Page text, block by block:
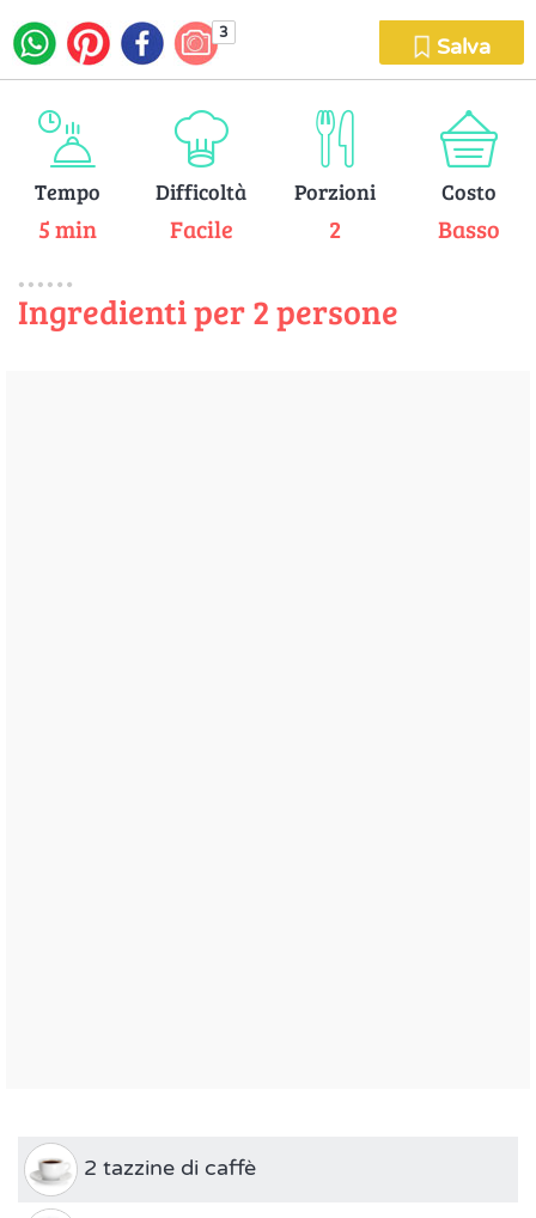
3
Salva
Tempo
5 min
Difficoltà
Facile
Porzioni
2
Costo
Basso
Ingredienti per 2 persone
2 tazzine di caffè